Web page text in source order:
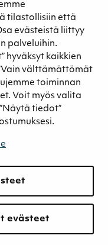
tilastollisiin että
evästeistä liittyy
palveluihin.
hyväksyt kaikkien
välttämättömät
toiminnan
Voit myös valita
tiedot”
evästeet